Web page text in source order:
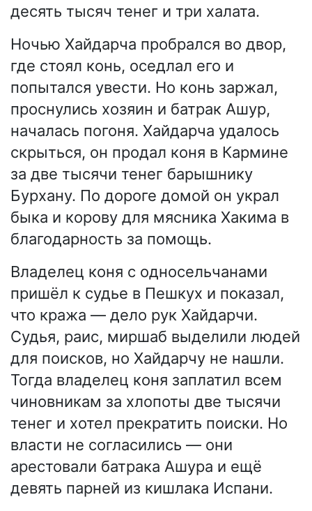
десять тысяч тенег и три халата.
Ночью Хайдарча пробрался во двор,
где стоял конь, оседлал его и
попытался увести. Но конь заржал,
проснулись хозяин и батрак Ашур,
началась погоня. Хайдарча удалось
скрыться, он продал коня в Кармине
за две тысячи тенег барышнику
Бурхану. По дороге домой он украл
быка и корову для мясника Хакима в
благодарность за помощь.
Владелец коня с односельчанами
пришёл к судье в Пешкух и показал,
что кража — дело рук Хайдарчи.
Судья, раис, миршаб выделили людей
для поисков, но Хайдарчу не нашли.
Тогда владелец коня заплатил всем
чиновникам за хлопоты две тысячи
тенег и хотел прекратить поиски. Но
власти не согласились — они
арестовали батрака Ашура и ещё
девять парней из кишлака Испани.